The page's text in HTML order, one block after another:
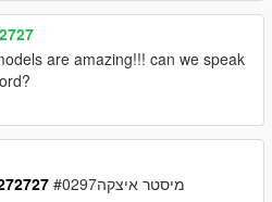
are amazing!!! can we speak
מיסטר איצקה#0297